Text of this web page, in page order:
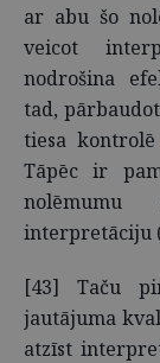
ar abu šo
veicot
nodrošina
tad,
tiesa
Tāpēc ir
interpretāciju
[43] Taču
jautājuma
atzīst